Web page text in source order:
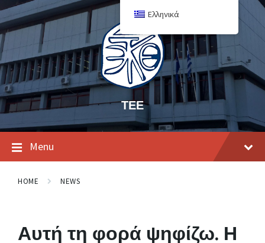
ΤΕΕ
Menu
HOME NEWS
Αυτή τη φορά ψηφίζω. Η
Ελληνικά